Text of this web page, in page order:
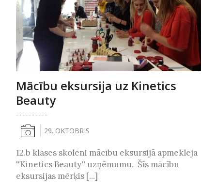
Mācību eksursija uz Kinetics
Beauty
29. OKTOBRIS
12.b klases skolēni mācību eksursijā apmeklēja
''Kinetics Beauty'' uzņēmumu. Šīs mācību
eksursijas mērķis [...]